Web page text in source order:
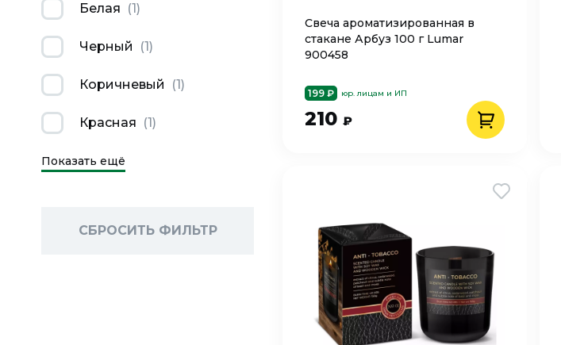
Белая (1)
Черный (1)
Коричневый (1)
Красная (1)
Показать ещё
СБРОСИТЬ ФИЛЬТР
Свеча ароматизированная в
стакане Арбуз 100 г Lumar
900458
199 ₽ юр. лицам и ИП
210 ₽